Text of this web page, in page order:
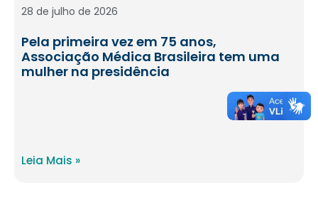
Pela primeira vez em 75 anos,
Associação Médica Brasileira tem uma
mulher na presidência
28 de julho de 2026
Leia Mais »